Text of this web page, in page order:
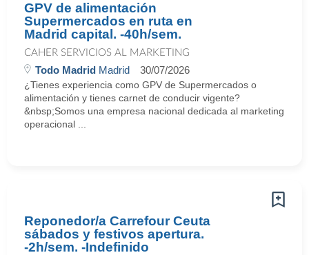
GPV de alimentación
Supermercados en ruta en
Madrid capital. -40h/sem.
CAHER SERVICIOS AL MARKETING
Todo Madrid Madrid 30/07/2026
¿Tienes experiencia como GPV de Supermercados o
alimentación y tienes carnet de conducir vigente?
&nbsp;Somos una empresa nacional dedicada al marketing
operacional ...
Reponedor/a Carrefour Ceuta
sábados y festivos apertura.
-2h/sem. -Indefinido